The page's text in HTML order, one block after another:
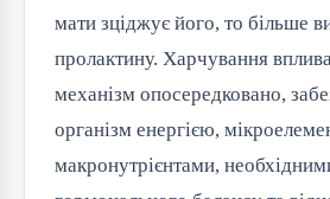
мати зціджує його, то більше
пролактину. Харчування
механізм опосередковано,
організм енергією,
макронутрієнтами,